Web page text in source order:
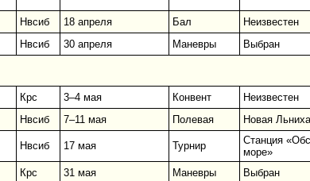
Нвсиб 18 апреля Бал Неизвестен
Нвсиб 30 апреля Маневры Выбран
Крс 3–4 мая Конвент Неизвестен
Нвсиб 7–11 мая Полевая Новая Льниха
Нвсиб 17 мая Турнир
Станция
море»
Крс 31 мая Маневры Выбран